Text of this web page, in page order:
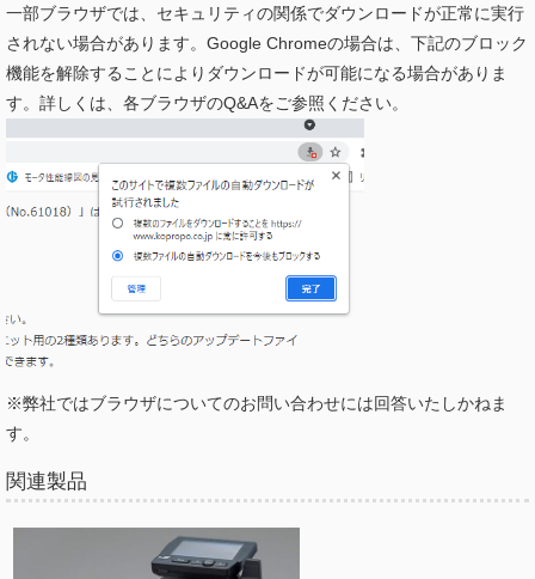
一部ブラウザでは、セキュリティの関係でダウンロードが正常に実行
されない場合があります。Google Chromeの場合は、下記のブロック
機能を解除することによりダウンロードが可能になる場合がありま
す。詳しくは、各ブラウザのQ&Aをご参照ください。
※弊社ではブラウザについてのお問い合わせには回答いたしかねま
す。
関連製品